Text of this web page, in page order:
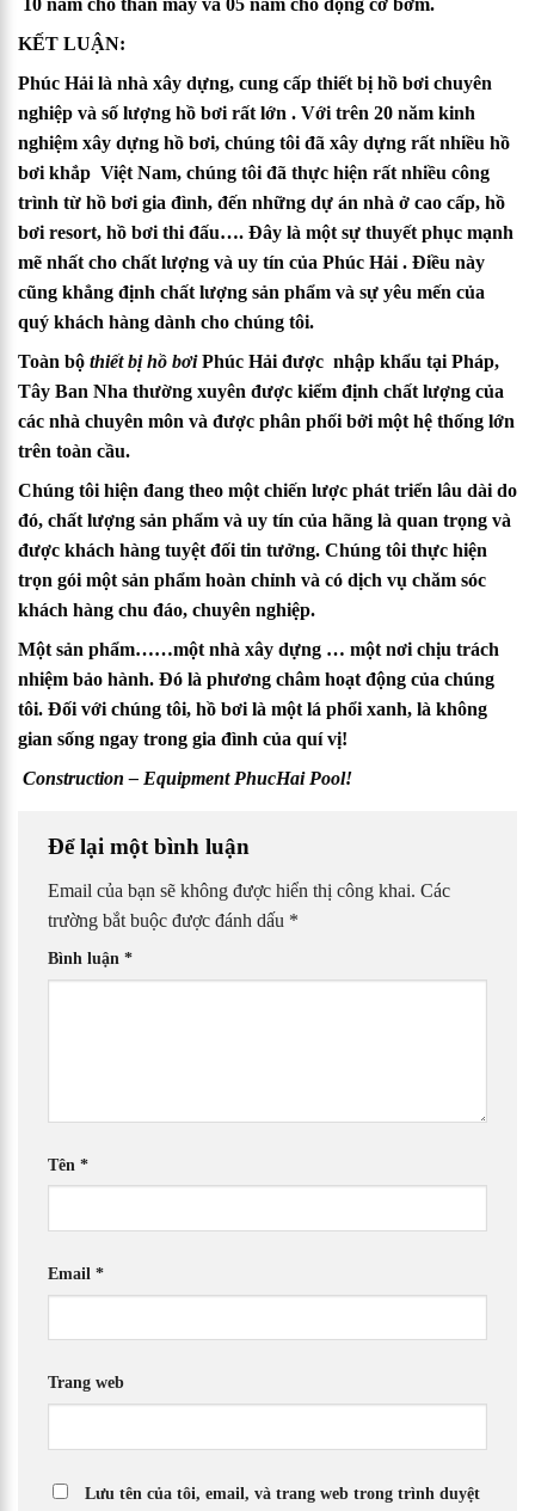
KẾT LUẬN:
Phúc Hải là nhà xây dựng, cung cấp thiết bị hồ bơi chuyên
nghiệp và số lượng hồ bơi rất lớn . Với trên 20 năm kinh
nghiệm xây dựng hồ bơi, chúng tôi đã xây dựng rất nhiều hồ
bơi khắp Việt Nam, chúng tôi đã thực hiện rất nhiều công
trình từ hồ bơi gia đình, đến những dự án nhà ở cao cấp, hồ
bơi resort, hồ bơi thi đấu…. Đây là một sự thuyết phục mạnh
mẽ nhất cho chất lượng và uy tín của Phúc Hải . Điều này
cũng khẳng định chất lượng sản phẩm và sự yêu mến của
quý khách hàng dành cho chúng tôi.
Toàn bộ thiết bị hồ bơi Phúc Hải được nhập khẩu tại Pháp,
Tây Ban Nha thường xuyên được kiểm định chất lượng của
các nhà chuyên môn và được phân phối bởi một hệ thống lớn
trên toàn cầu.
Chúng tôi hiện đang theo một chiến lược phát triển lâu dài do
đó, chất lượng sản phẩm và uy tín của hãng là quan trọng và
được khách hàng tuyệt đối tin tưởng. Chúng tôi thực hiện
trọn gói một sản phẩm hoàn chỉnh và có dịch vụ chăm sóc
khách hàng chu đáo, chuyên nghiệp.
Một sản phẩm……một nhà xây dựng … một nơi chịu trách
nhiệm bảo hành. Đó là phương châm hoạt động của chúng
tôi. Đối với chúng tôi, hồ bơi là một lá phổi xanh, là không
gian sống ngay trong gia đình của quí vị!
Construction – Equipment PhucHai Pool!
Để lại một bình luận
Email của bạn sẽ không được hiển thị công khai. Các
trường bắt buộc được đánh dấu *
Bình luận *
Tên *
Email *
Trang web
Lưu tên của tôi, email, và trang web trong trình duyệt